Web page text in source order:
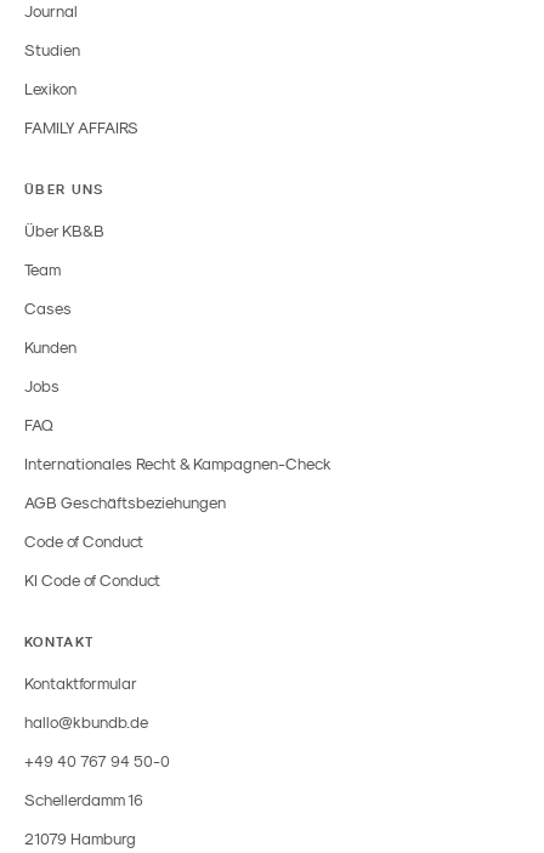
Journal
Studien
Lexikon
FAMILY AFFAIRS
ÜBER UNS
Über KB&B
Team
Cases
Kunden
Jobs
FAQ
Internationales Recht & Kampagnen-Check
AGB Geschäftsbeziehungen
Code of Conduct
KI Code of Conduct
KONTAKT
Kontaktformular
hallo@kbundb.de
+49 40 767 94 50-0
Schellerdamm 16
21079 Hamburg